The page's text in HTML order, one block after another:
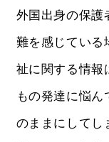
外国出身の保護
難を感じている
祉に関する情報
もの発達に悩
のままにしてし